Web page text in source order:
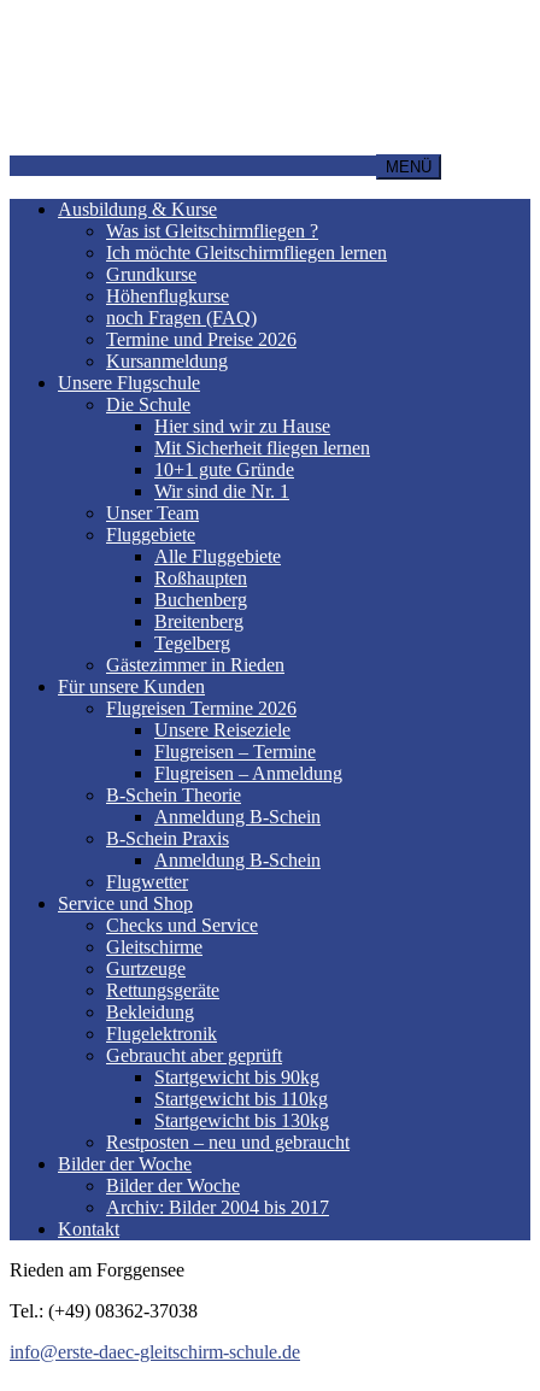
MENÜ
Ausbildung & Kurse
Was ist Gleitschirmfliegen ?
Ich möchte Gleitschirmfliegen lernen
Grundkurse
Höhenflugkurse
noch Fragen (FAQ)
Termine und Preise 2026
Kursanmeldung
Unsere Flugschule
Die Schule
Hier sind wir zu Hause
Mit Sicherheit fliegen lernen
10+1 gute Gründe
Wir sind die Nr. 1
Unser Team
Fluggebiete
Alle Fluggebiete
Roßhaupten
Buchenberg
Breitenberg
Tegelberg
Gästezimmer in Rieden
Für unsere Kunden
Flugreisen Termine 2026
Unsere Reiseziele
Flugreisen – Termine
Flugreisen – Anmeldung
B-Schein Theorie
Anmeldung B-Schein
B-Schein Praxis
Anmeldung B-Schein
Flugwetter
Service und Shop
Checks und Service
Gleitschirme
Gurtzeuge
Rettungsgeräte
Bekleidung
Flugelektronik
Gebraucht aber geprüft
Startgewicht bis 90kg
Startgewicht bis 110kg
Startgewicht bis 130kg
Restposten – neu und gebraucht
Bilder der Woche
Bilder der Woche
Archiv: Bilder 2004 bis 2017
Kontakt
Rieden am Forggensee
Tel.: (+49) 08362-37038
info@erste-daec-gleitschirm-schule.de